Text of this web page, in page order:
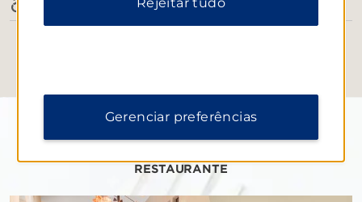
Comodidades acessíveis
RESTAURANTE
Gerenciar preferências